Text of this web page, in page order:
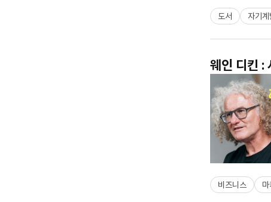
도서 자기계
웨인 디킨 :
비즈니스 마